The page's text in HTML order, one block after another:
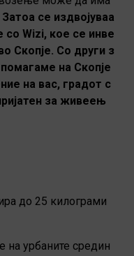
Затоа се издвојуваа
Wizi, кое се инве
Скопје. Со други з
на Скопје
на вас, градот с
за живеењ
до 25 килограми
урбаните средин